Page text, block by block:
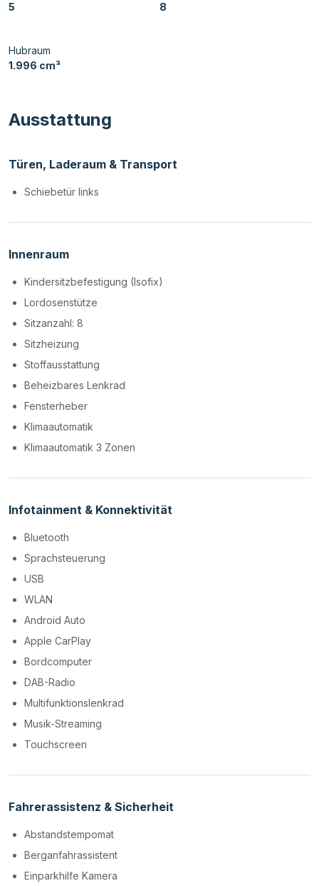
5
8
Hubraum
1.996 cm³
Ausstattung
Türen, Laderaum & Transport
Schiebetür links
Innenraum
Kindersitzbefestigung (Isofix)
Lordosenstütze
Sitzanzahl: 8
Sitzheizung
Stoffausstattung
Beheizbares Lenkrad
Fensterheber
Klimaautomatik
Klimaautomatik 3 Zonen
Infotainment & Konnektivität
Bluetooth
Sprachsteuerung
USB
WLAN
Android Auto
Apple CarPlay
Bordcomputer
DAB-Radio
Multifunktionslenkrad
Musik-Streaming
Touchscreen
Fahrerassistenz & Sicherheit
Abstandstempomat
Berganfahrassistent
Einparkhilfe Kamera